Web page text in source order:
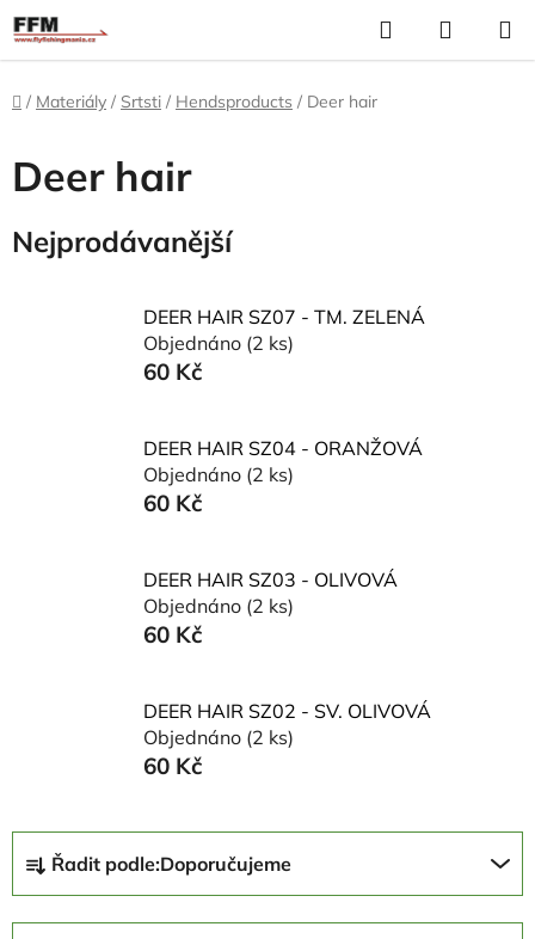
Přejít
na
obsah
Hledat
Domů
/ Materiály / Srtsti / Hendsproducts / Deer hair
Deer hair
Nejprodávanější
DEER HAIR SZ07 - TM. ZELENÁ
Objednáno (2 ks)
60 Kč
DEER HAIR SZ04 - ORANŽOVÁ
Objednáno (2 ks)
60 Kč
DEER HAIR SZ03 - OLIVOVÁ
Objednáno (2 ks)
60 Kč
DEER HAIR SZ02 - SV. OLIVOVÁ
Objednáno (2 ks)
60 Kč
a
z
Řadit podle:Doporučujeme